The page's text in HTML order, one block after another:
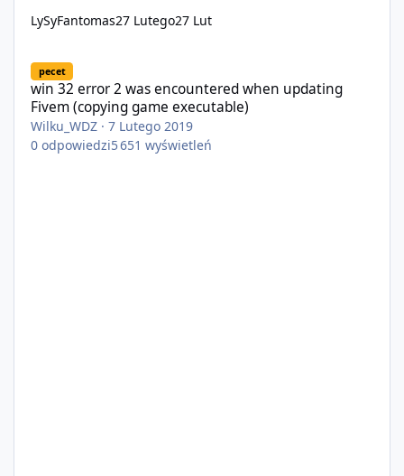
LySyFantomas27 Lutego27 Lut
pecet
win 32 error 2 was encountered when updating
Fivem (copying game executable)
Wilku_WDZ ·7 Lutego 2019
0 odpowiedzi5 651 wyświetleń